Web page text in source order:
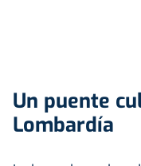
Un puente
Lombardía